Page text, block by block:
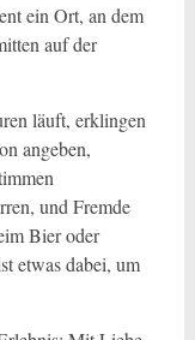
ein Ort, an dem
auf der
läuft, erklingen
angeben,
und Fremde
Bier oder
etwas dabei, um